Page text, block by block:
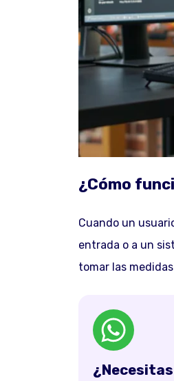
¿Cómo
Cuando un
entrada o a un
tomar las